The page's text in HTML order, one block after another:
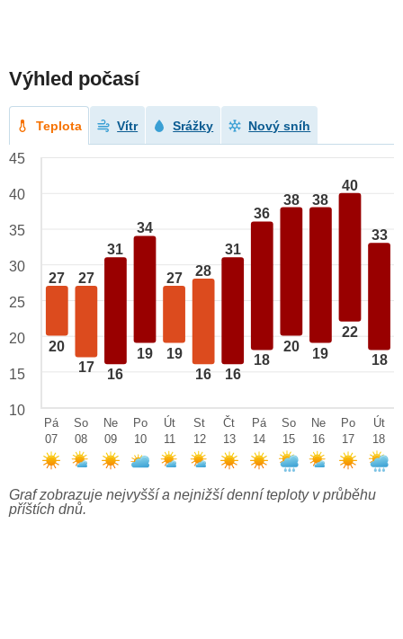
Výhled počasí
Teplota Vítr Srážky Nový sníh
27
20
27
17
31
16
34
19
27
19
28
16
31
16
36
18
38
20
38
19
40
22
33
18
45
40
35
30
25
20
15
10
Pá
07
So
08
Ne
09
Po
10
Út
11
St
12
Čt
13
Pá
14
So
15
Ne
16
Po
17
Út
18
Graf zobrazuje nejvyšší a nejnižší denní teploty v průběhu
příštích dnů.